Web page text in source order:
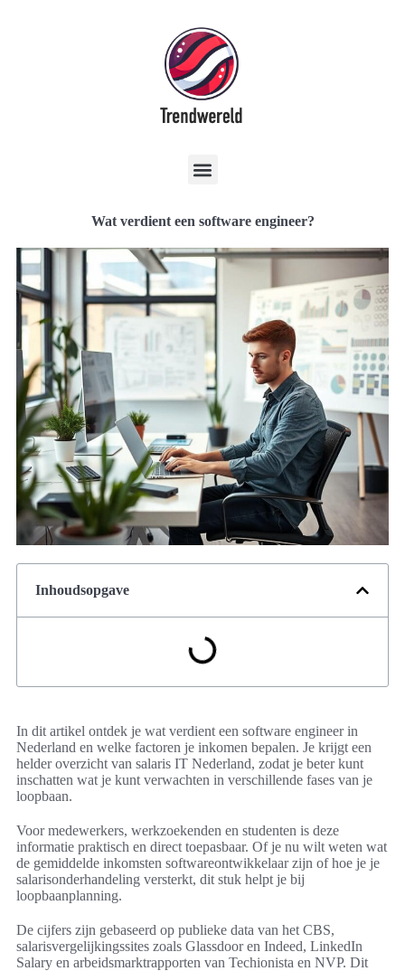
Wat verdient een software engineer?
Inhoudsopgave
In dit artikel ontdek je wat verdient een software engineer in
Nederland en welke factoren je inkomen bepalen. Je krijgt een
helder overzicht van salaris IT Nederland, zodat je beter kunt
inschatten wat je kunt verwachten in verschillende fases van je
loopbaan.
Voor medewerkers, werkzoekenden en studenten is deze
informatie praktisch en direct toepasbaar. Of je nu wilt weten wat
de gemiddelde inkomsten softwareontwikkelaar zijn of hoe je je
salarisonderhandeling versterkt, dit stuk helpt je bij
loopbaanplanning.
De cijfers zijn gebaseerd op publieke data van het CBS,
salarisvergelijkingssites zoals Glassdoor en Indeed, LinkedIn
Salary en arbeidsmarktrapporten van Techionista en NVP. Dit